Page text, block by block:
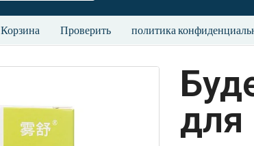
Корзина Проверить политика
для